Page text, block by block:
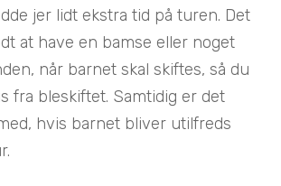
jer lidt ekstra tid på turen. Det
at have en bamse eller noget
når barnet skal skiftes, så du
fra bleskiftet. Samtidig er det
hvis barnet bliver utilfreds